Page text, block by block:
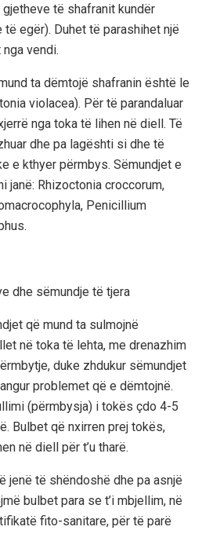
të shafranit kundër
egër). Duhet të parashihet një
vendi.
ta dëmtojë shafranin është le
violacea). Për të parandaluar
nga toka të lihen në diell. Të
dhe pa lagështi si dhe të
e kthyer përmbys. Sëmundjet e
janë: Rhizoctonia croccorum,
Penicillium
dhe sëmundje të tjera
që mund ta sulmojnë
në toka të lehta, me drenazhim
duke zhdukur sëmundjet
problemet që e dëmtojnë.
(përmbysja) i tokës çdo 4-5
Bulbet që nxirren prej tokës,
në diell për t’u tharë.
jenë të shëndoshë dhe pa asnjë
bulbet para se t’i mbjellim, në
fito-sanitare, për të parë